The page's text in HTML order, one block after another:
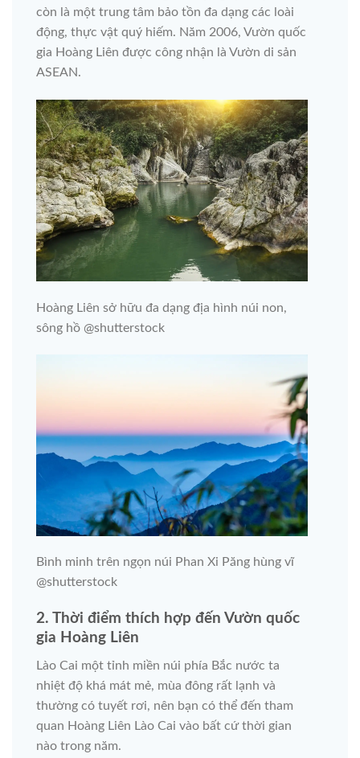
còn là một trung tâm bảo tồn đa dạng các loài
động, thực vật quý hiếm. Năm 2006, Vườn quốc
gia Hoàng Liên được công nhận là Vườn di sản
ASEAN.
Hoàng Liên sở hữu đa dạng địa hình núi non,
sông hồ @shutterstock
Bình minh trên ngọn núi Phan Xi Păng hùng vĩ
@shutterstock
2. Thời điểm thích hợp đến Vườn quốc
gia Hoàng Liên
Lào Cai một tỉnh miền núi phía Bắc nước ta
nhiệt độ khá mát mẻ, mùa đông rất lạnh và
thường có tuyết rơi, nên bạn có thể đến tham
quan Hoàng Liên Lào Cai vào bất cứ thời gian
nào trong năm.